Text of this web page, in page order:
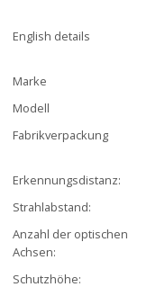
English details
Marke
Modell
Fabrikverpackung
Erkennungsdistanz:
Strahlabstand:
Anzahl der optischen
Achsen:
Schutzhöhe: